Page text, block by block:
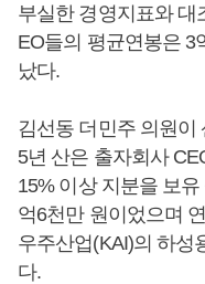
부실한 경영지표와 대
EO들의 평균연봉은 3
났다.
김선동 더민주 의원이
5년 산은 출자회사
15% 이상 지분을 보
억6천만 원이었으며
우주산업(KAI)의 하성
다.